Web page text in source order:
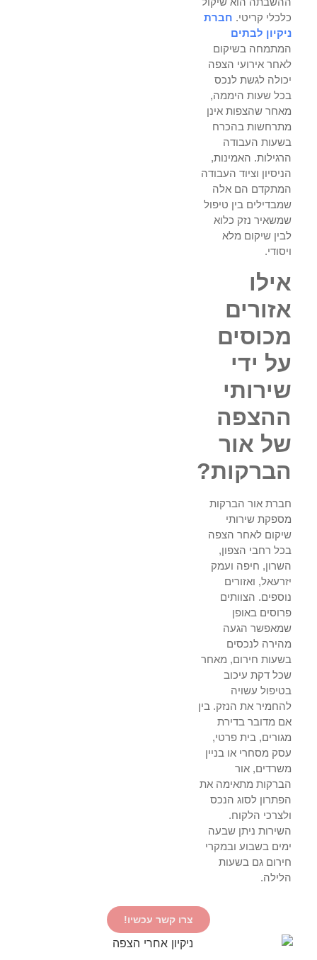
כלכלי קריטי. חברת
ניקיון לבתים
המתמחה בשיקום
לאחר אירועי הצפה
יכולה לגשת לנכס
בכל שעות היממה,
מאחר שהצפות אינן
מתרחשות בהכרח
בשעות העבודה
הרגילות. האמינות,
הניסיון וציוד העבודה
המתקדם הם אלה
שמבדילים בין טיפול
שמשאיר נזק כלוא
לבין שיקום מלא
ויסודי.
אילו
אזורים
מכוסים
על ידי
שירותי
ההצפה
של אור
הברקות?
חברת אור הברקות
מספקת שירותי
שיקום לאחר הצפה
בכל רחבי הצפון,
השרון, חיפה ועמק
יזרעאל, ואזורים
נוספים. הצוותים
פרוסים באופן
שמאפשר הגעה
מהירה לנכסים
בשעות חירום, מאחר
שכל דקת עיכוב
בטיפול עשויה
להחמיר את הנזק. בין
אם מדובר בדירת
מגורים, בית פרטי,
עסק מסחרי או בניין
משרדים, אור
הברקות מתאימה את
הפתרון לסוג הנכס
ולצרכי הלקוח.
השירות ניתן שבעה
ימים בשבוע ובמקרי
חירום גם בשעות
הלילה.
צרו קשר עכשיו!